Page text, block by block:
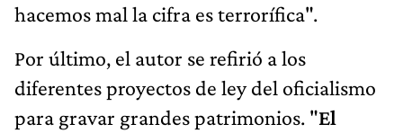
hacemos mal la cifra es terrorífica".
Por último, el autor se refirió a los
diferentes proyectos de ley del oficialismo
para gravar grandes patrimonios. "El